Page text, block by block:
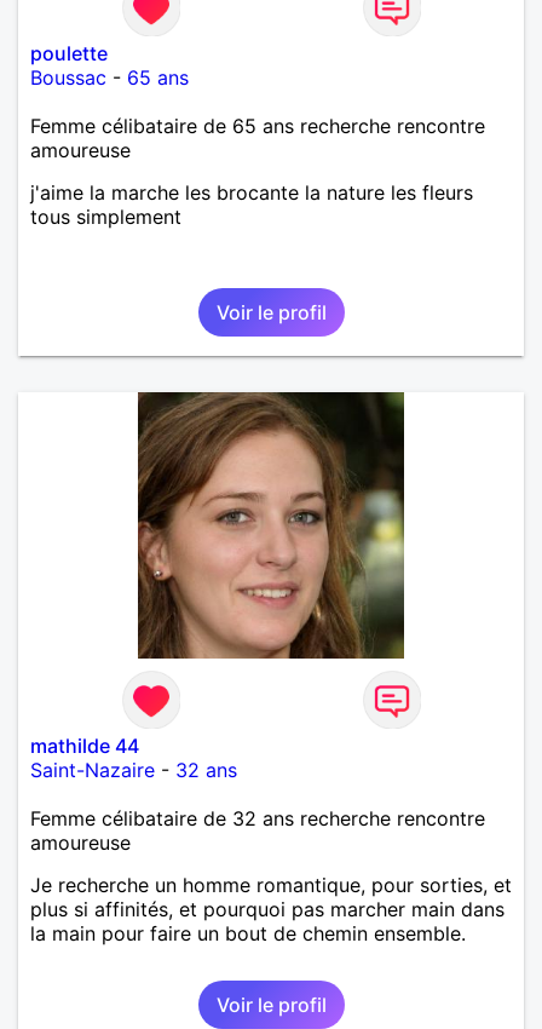
poulette
Boussac - 65 ans
Femme célibataire de 65 ans recherche rencontre
amoureuse
j'aime la marche les brocante la nature les fleurs
tous simplement
Voir le profil
mathilde 44
Saint-Nazaire - 32 ans
Femme célibataire de 32 ans recherche rencontre
amoureuse
Je recherche un homme romantique, pour sorties, et
plus si affinités, et pourquoi pas marcher main dans
la main pour faire un bout de chemin ensemble.
Voir le profil